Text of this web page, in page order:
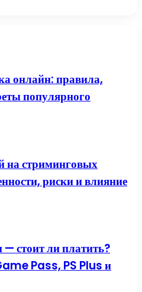
онлайн: правила,
популярного
на стриминговых
риски и влияние
стоит ли платить?
Pass, PS Plus и